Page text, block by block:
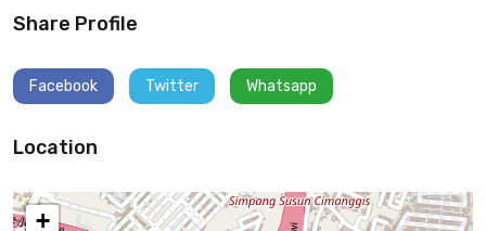
Share Profile
Facebook Twitter Whatsapp
Location
+